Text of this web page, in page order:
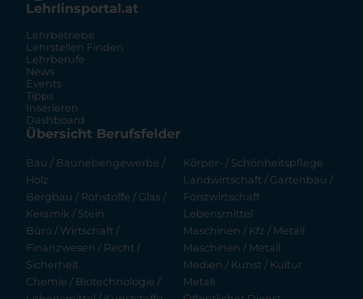
Lehrlinsportal.at
Lehrbetriebe
Lehrstellen Finden
Lehrberufe
News
Events
Tipps
Inserieren
Dashboard
Übersicht Berufsfelder
Bau / Baunebengewerbe /
Holz
Bergbau / Rohstoffe / Glas /
Keramik / Stein
Büro / Wirtschaft /
Finanzwesen / Recht /
Sicherheit
Chemie / Biotechnologie /
Körper- / Schönheitspflege
Landwirtschaft / Gartenbau /
Forstwirtschaft
Lebensmittel
Maschinen / Kfz / Metall
Maschinen / Metall
Medien / Kunst / Kultur
Metall